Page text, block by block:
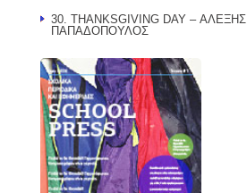
30. THANKSGIVING DAY – ΑΛΕΞΗΣ
ΠΑΠΑΔΟΠΟΥΛΟΣ